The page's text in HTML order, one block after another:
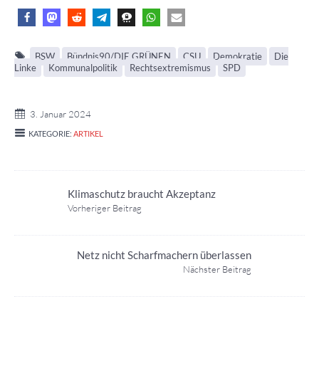
BSW Bündnis90/DIE GRÜNEN CSU Demokratie
Die
Linke
Kommunalpolitik Rechtsextremismus SPD
3. Januar 2024
KATEGORIE: ARTIKEL
Klimaschutz braucht Akzeptanz
Vorheriger Beitrag
Netz nicht Scharfmachern überlassen
Nächster Beitrag